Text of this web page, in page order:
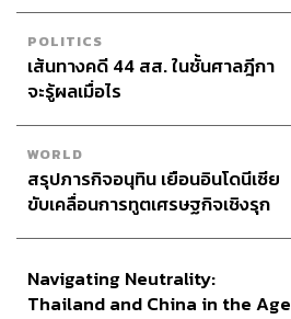
POLITICS
เส้นทางคดี 44 สส. ในชั้นศาลฎีกา
จะรู้ผลเมื่อไร
WORLD
สรุปภารกิจอนุทิน เยือนอินโดนีเซีย
ขับเคลื่อนการทูตเศรษฐกิจเชิงรุก
Navigating Neutrality:
Thailand and China in the Age